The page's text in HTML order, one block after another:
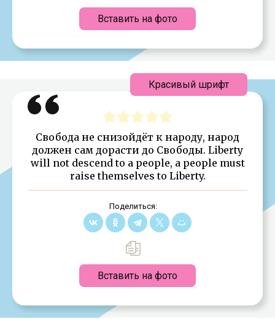
Вставить на фото
Свобода не снизойдёт к народу, народ
должен сам дорасти до Свободы. Liberty
will not descend to a people, a people must
raise themselves to Liberty.
Поделиться:
Вставить на фото
Красивый шрифт